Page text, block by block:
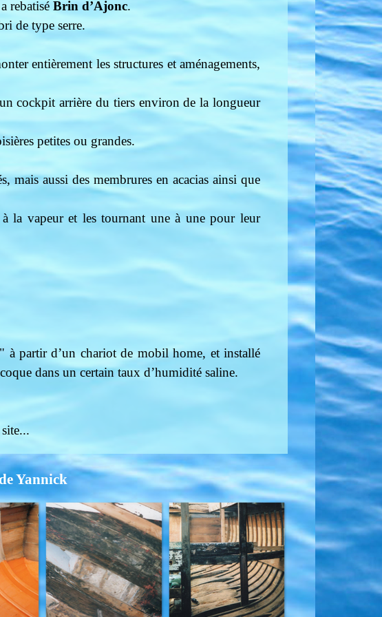
rebatiséBrin d’Ajonc.
de type serre.
entièrement les structures et aménagements,
cockpit arrière du tiers environ de la longueur
petites ou grandes.
aussi des membrures en acacias ainsi que
la vapeur et les tournant une à une pour leur
à partir d’un chariot de mobil home, et installé
dans un certain taux d’humidité saline.
Yannick